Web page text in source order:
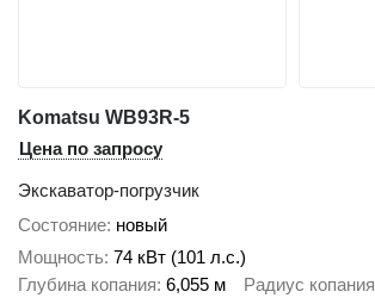
Komatsu WB93R-5
Цена по запросу
Экскаватор-погрузчик
Состояние новый
Мощность 74 кВт (101 л.с.)
Глубина копания 6,055 м Радиус копания